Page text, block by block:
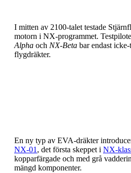
I mitten av 2100-talet testade
motorn i NX-programmet.
Alpha och NX-Beta bar endast
flygdräkter.
En ny typ av EVA-dräkter
NX-01 , det första skeppet i NX-
kopparfärgade och med grå
mängd komponenter.